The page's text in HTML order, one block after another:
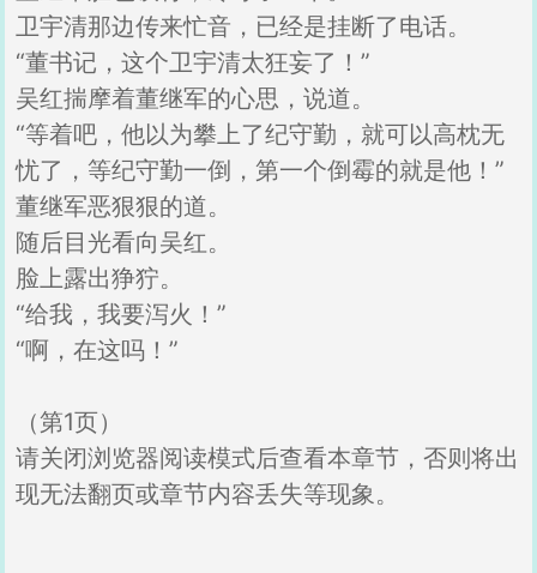
卫宇清那边传来忙音，已经是挂断了电话。
“董书记，这个卫宇清太狂妄了！”
吴红揣摩着董继军的心思，说道。
“等着吧，他以为攀上了纪守勤，就可以高枕无
忧了，等纪守勤一倒，第一个倒霉的就是他！”
董继军恶狠狠的道。
随后目光看向吴红。
脸上露出狰狞。
“给我，我要泻火！”
“啊，在这吗！”
（第1页）
请关闭浏览器阅读模式后查看本章节，否则将出
现无法翻页或章节内容丢失等现象。